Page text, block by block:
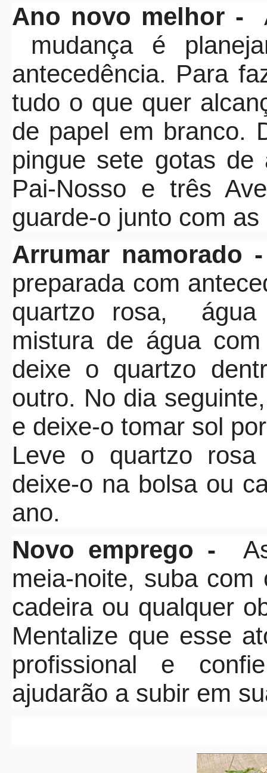
Ano novo melhor -
mudança é
antecedência. Para
tudo o que quer
de papel em branco.
pingue sete gotas de
Pai-Nosso e três
guarde-o junto com
Arrumar namorado
preparada com
quartzo rosa,
mistura de água
deixe o quartzo
outro. No dia
e deixe-o tomar sol
Leve o quartzo
deixe-o na bolsa ou
ano.
Novo emprego -
meia-noite, suba
cadeira ou qualquer
Mentalize que esse
profissional e
ajudarão a subir em